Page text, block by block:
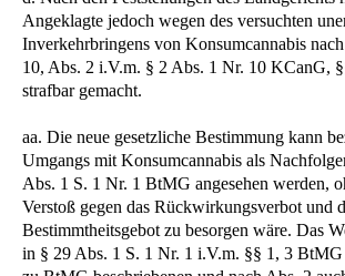
Angeklagte jedoch wegen des versuchten
Inverkehrbringens von Konsumcannabis
10, Abs. 2 i.V.m. § 2 Abs. 1 Nr. 10 KCanG,
strafbar gemacht.
aa. Die neue gesetzliche Bestimmung kann
Umgangs mit Konsumcannabis als
Abs. 1 S. 1 Nr. 1 BtMG angesehen werden,
Verstoß gegen das Rückwirkungsverbot und
Bestimmtheitsgebot zu besorgen wäre. Das
in § 29 Abs. 1 S. 1 Nr. 1 i.V.m. §§ 1, 3